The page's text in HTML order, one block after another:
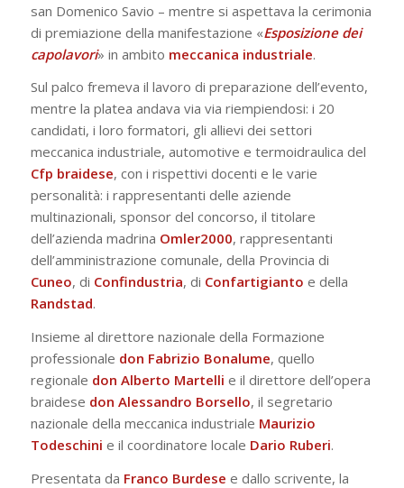
san Domenico Savio – mentre si aspettava la cerimonia
di premiazione della manifestazione «Esposizione dei
capolavori» in ambito meccanica industriale.
Sul palco fremeva il lavoro di preparazione dell’evento,
mentre la platea andava via via riempiendosi: i 20
candidati, i loro formatori, gli allievi dei settori
meccanica industriale, automotive e termoidraulica del
Cfp braidese, con i rispettivi docenti e le varie
personalità: i rappresentanti delle aziende
multinazionali, sponsor del concorso, il titolare
dell’azienda madrina Omler2000, rappresentanti
dell’amministrazione comunale, della Provincia di
Cuneo, di Confindustria, di Confartigianto e della
Randstad.
Insieme al direttore nazionale della Formazione
professionale don Fabrizio Bonalume, quello
regionale don Alberto Martelli e il direttore dell’opera
braidese don Alessandro Borsello, il segretario
nazionale della meccanica industriale Maurizio
Todeschini e il coordinatore locale Dario Ruberi.
Presentata da Franco Burdese e dallo scrivente, la